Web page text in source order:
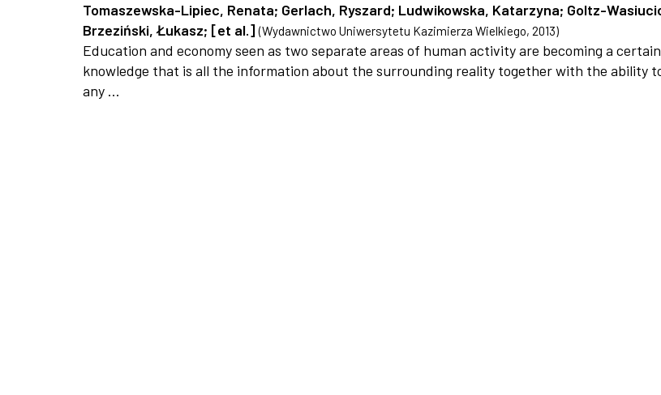
Tomaszewska-Lipiec, Renata; Gerlach, Ryszard; Ludwikowska, Katarzyna; Goltz-
Brzeziński, Łukasz; [et al.] (Wydawnictwo Uniwersytetu Kazimierza Wielkiego, 2013)
Education and economy seen as two separate areas of human activity are becoming a
knowledge that is all the information about the surrounding reality together with the ability
any ...